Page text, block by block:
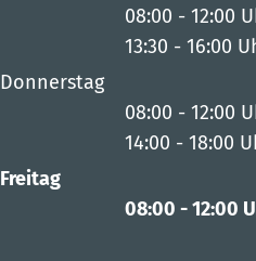
08:00 - 12:00
Von 08:00 bis
13:30 - 16:00
Donnerstag
08:00 - 12:00
Von 08:00 bis
14:00 - 18:00
Freitag
08:00 -12:00